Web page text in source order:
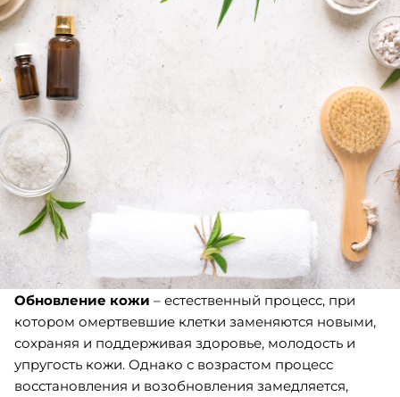
Обновление кожи – естественный процесс, при
котором омертвевшие клетки заменяются новыми,
сохраняя и поддерживая здоровье, молодость и
упругость кожи. Однако с возрастом процесс
восстановления и возобновления замедляется,